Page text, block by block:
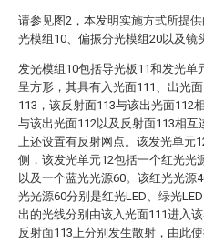
请参见图2，本发明实施方式所提
光模组10、偏振分光模组20以及镜
发光模组10包括导光板11和发光单
呈方形，其具有入光面111、出光
113，该反射面113与该出光面112
与该出光面112以及反射面113相互
上还设置有反射网点。该发光单元
侧，该发光单元12包括一个红光光
以及一个蓝光光源60。该红光光源
光光源60分别是红光LED、绿光
出的光线分别由该入光面111进入
反射面113上分别发生散射，由此